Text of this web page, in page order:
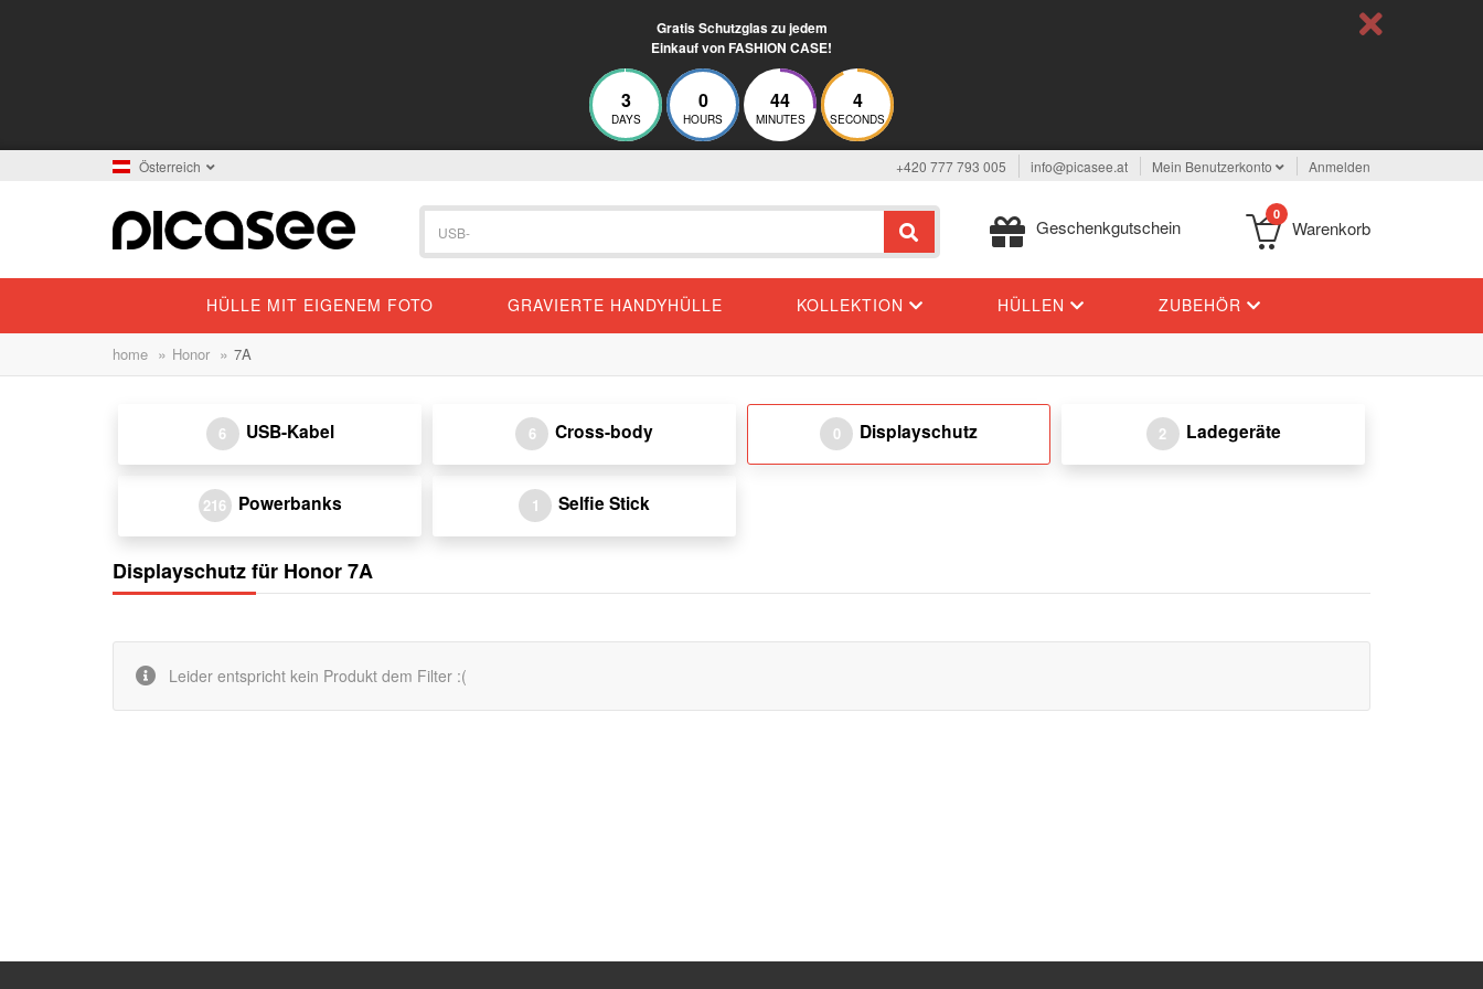
Gratis Schutzglas zu jedem
Einkauf von FASHION CASE!
3
DAYS
0
HOURS
44
MINUTES
4
SECONDS
Österreich +420 777 793 005 info@picasee.at Mein Benutzerkonto Anmelden
Geschenkgutschein
0
Warenkorb
HÜLLE MIT EIGENEM FOTO GRAVIERTE HANDYHÜLLE KOLLEKTION HÜLLEN ZUBEHÖR
home » Honor » 7A
6 USB-Kabel 6 Cross-body 0 Displayschutz 2 Ladegeräte
216 Powerbanks 1 Selfie Stick
Displayschutz für Honor 7A
Leider entspricht kein Produkt dem Filter :(